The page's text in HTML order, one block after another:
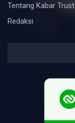
Tentang Kabar Trust
Redaksi